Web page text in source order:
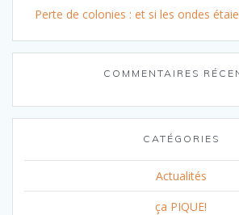
Perte de colonies : et si les ondes
COMMENTAIRES
CATÉGORIES
Actualités
ça PIQUE!